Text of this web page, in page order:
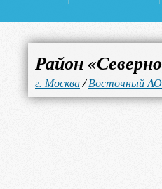
Район
г. Москва/Восточный АО